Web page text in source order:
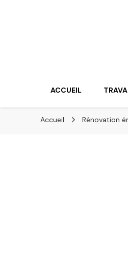
ACCUEIL
Accueil Rénovation